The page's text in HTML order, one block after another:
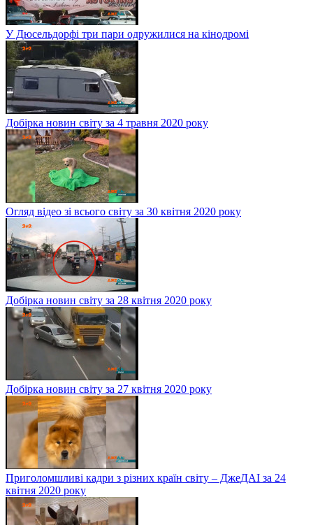
У Дюсельдорфі три пари одружилися на кінодромі
Добірка новин світу за 4 травня 2020 року
Огляд відео зі всього світу за 30 квітня 2020 року
Добірка новин світу за 28 квітня 2020 року
Добірка новин світу за 27 квітня 2020 року
Приголомшливі кадри з різних країн світу – ДжеДАІ за 24
квітня 2020 року